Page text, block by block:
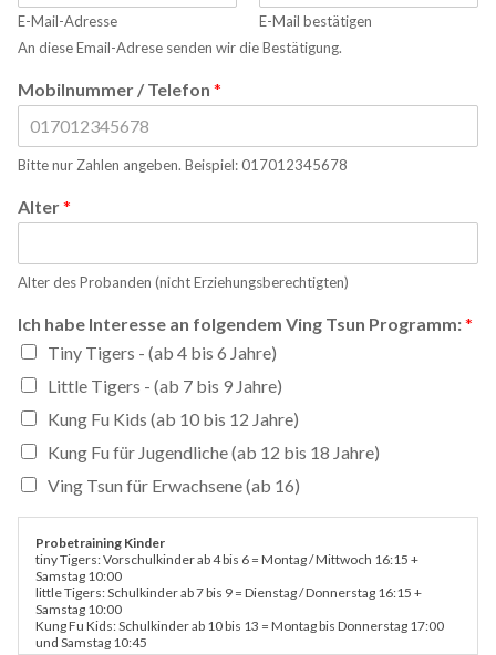
E-Mail-Adresse
E-Mail bestätigen
An diese Email-Adrese senden wir die Bestätigung.
Mobilnummer / Telefon *
Bitte nur Zahlen angeben. Beispiel: 017012345678
Alter*
Alter des Probanden (nicht Erziehungsberechtigten)
Ich habe Interesse an folgendem Ving Tsun Programm:*
Tiny Tigers - (ab 4 bis 6 Jahre)
Little Tigers - (ab 7 bis 9 Jahre)
Kung Fu Kids (ab 10 bis 12 Jahre)
Kung Fu für Jugendliche (ab 12 bis 18 Jahre)
Ving Tsun für Erwachsene (ab 16)
Probetraining Kinder
tiny Tigers: Vorschulkinder ab 4 bis 6 = Montag / Mittwoch 16:15 +
Samstag 10:00
little Tigers: Schulkinder ab 7 bis 9 = Dienstag / Donnerstag 16:15 +
Samstag 10:00
Kung Fu Kids: Schulkinder ab 10 bis 13 = Montag bis Donnerstag 17:00
und Samstag 10:45